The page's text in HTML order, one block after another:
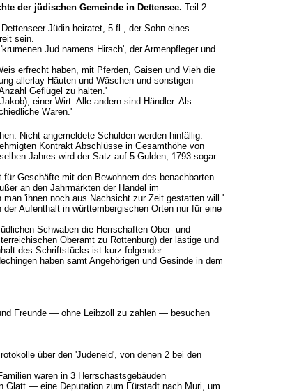
der jüdischen Gemeinde in Dettensee. Teil 2.
Jüdin heiratet, 5 fl., der Sohn eines
sein.
Jud namens Hirsch', der Armenpfleger und
erfrecht haben, mit Pferden, Gaisen und Vieh die
allerlay Häuten und Wäschen und sonstigen
Geflügel zu halten.'
einer Wirt. Alle andern sind Händler. Als
Waren.'
Nicht angemeldete Schulden werden hinfällig.
Kontrakt Abschlüsse in Gesamthöhe von
Jahres wird der Satz auf 5 Gulden, 1793 sogar
Geschäfte mit den Bewohnern des benachbarten
an den Jahrmärkten der Handel im
'ihnen noch aus Nachsicht zur Zeit gestatten will.'
Aufenthalt in württembergischen Orten nur für eine
Schwaben die Herrschaften Ober- und
Oberamt zu Rottenburg) der lästige und
des Schriftstücks ist kurz folgender:
haben samt Angehörigen und Gesinde in dem
Freunde — ohne Leibzoll zu zahlen — besuchen
über den 'Judeneid', von denen 2 bei den
waren in 3 Herrschastsgebäuden
Glatt — eine Deputation zum Fürst­adt nach Muri, um